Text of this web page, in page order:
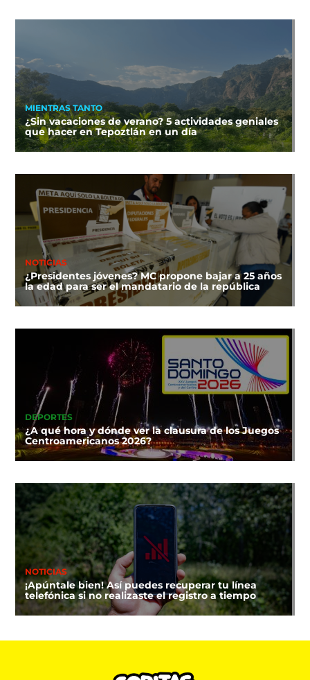
MIENTRAS TANTO
¿Sin vacaciones de verano? 5 actividades geniales
que hacer en Tepoztlán en un día
NOTICIAS
¿Presidentes jóvenes? MC propone bajar a 25 años
la edad para ser el mandatario de la república
DEPORTES
¿A qué hora y dónde ver la clausura de los Juegos
Centroamericanos 2026?
NOTICIAS
¡Apúntale bien! Así puedes recuperar tu línea
telefónica si no realizaste el registro a tiempo